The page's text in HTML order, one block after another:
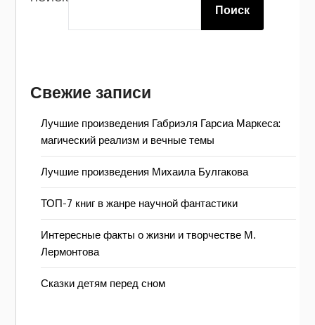
Поиск
Свежие записи
Лучшие произведения Габриэля Гарсиа Маркеса:
магический реализм и вечные темы
Лучшие произведения Михаила Булгакова
ТОП-7 книг в жанре научной фантастики
Интересные факты о жизни и творчестве М.
Лермонтова
Сказки детям перед сном